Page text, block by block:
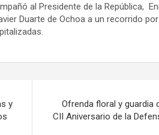
al Presidente de la República,
Duarte de Ochoa a un recorrido
y
Ofrenda floral y guardia
CII Aniversario de la